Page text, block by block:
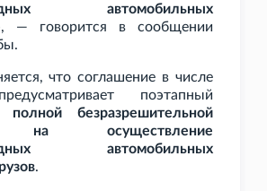
автомобильных
— говорится в сообщении
что соглашение в числе
поэтапный
безразрешительной
на осуществление
автомобильных
.